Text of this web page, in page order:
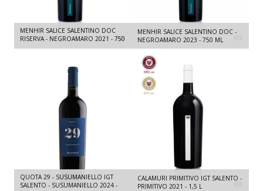
MENHIR SALICE SALENTINO DOC
RISERVA - NEGROAMARO 2021 - 750
MENHIR SALICE SALENTINO DOC -
NEGROAMARO 2023 - 750 ML
QUOTA 29 - SUSUMANIELLO IGT
SALENTO - SUSUMANIELLO 2024 -
CALAMURI PRIMITIVO IGT SALENTO -
PRIMITIVO 2021 - 1,5 L